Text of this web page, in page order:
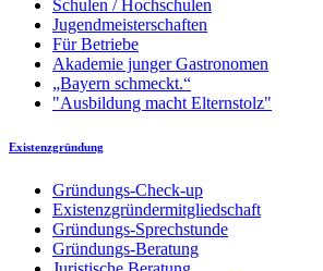
Schulen / Hochschulen
Jugendmeisterschaften
Für Betriebe
Akademie junger Gastronomen
„Bayern schmeckt.“
"Ausbildung macht Elternstolz"
Existenzgründung
Gründungs-Check-up
Existenzgründermitgliedschaft
Gründungs-Sprechstunde
Gründungs-Beratung